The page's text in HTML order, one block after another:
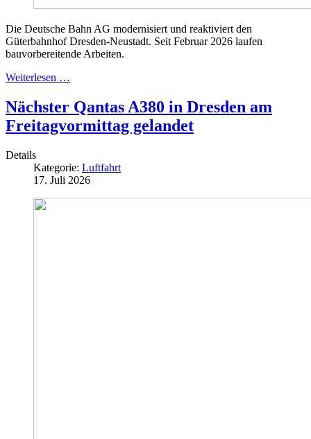
Die Deutsche Bahn AG modernisiert und reaktiviert den
Güterbahnhof Dresden-Neustadt. Seit Februar 2026 laufen
bauvorbereitende Arbeiten.
Weiterlesen …
Nächster Qantas A380 in Dresden am
Freitagvormittag gelandet
Details
Kategorie: Luftfahrt
17. Juli 2026